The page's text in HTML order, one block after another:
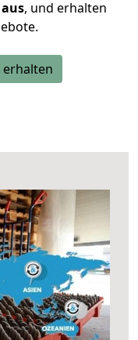
, und erhalten
erhalten